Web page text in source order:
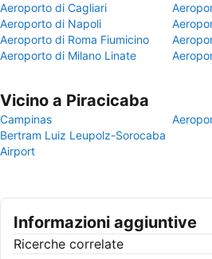
Aeroporto di Cagliari
Aeroporto di Napoli
Aeroporto di Roma Fiumicino
Aeroporto di Milano Linate
Vicino a Piracicaba
Campinas
Bertram Luiz Leupolz-Sorocaba
Airport
Informazioni aggiuntive
Ricerche correlate